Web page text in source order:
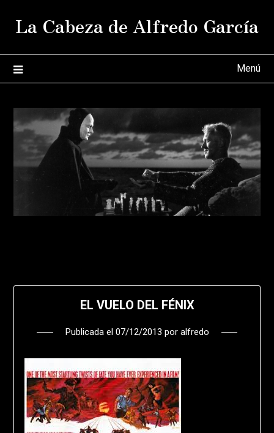
La Cabeza de Alfredo García
Menú
EL VUELO DEL FÉNIX
Publicada el 07/12/2013 por alfredo